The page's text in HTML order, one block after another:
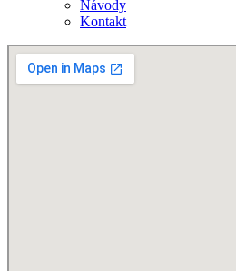
Návody
Kontakt